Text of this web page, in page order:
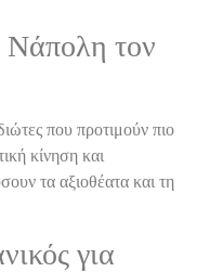
Νάπολη τον
που προτιμούν πιο
κίνηση και
τα αξιοθέατα και τη
για